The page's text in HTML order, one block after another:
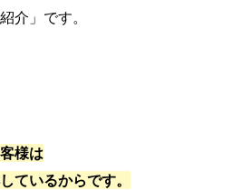
介」です。
様は
ているからです。